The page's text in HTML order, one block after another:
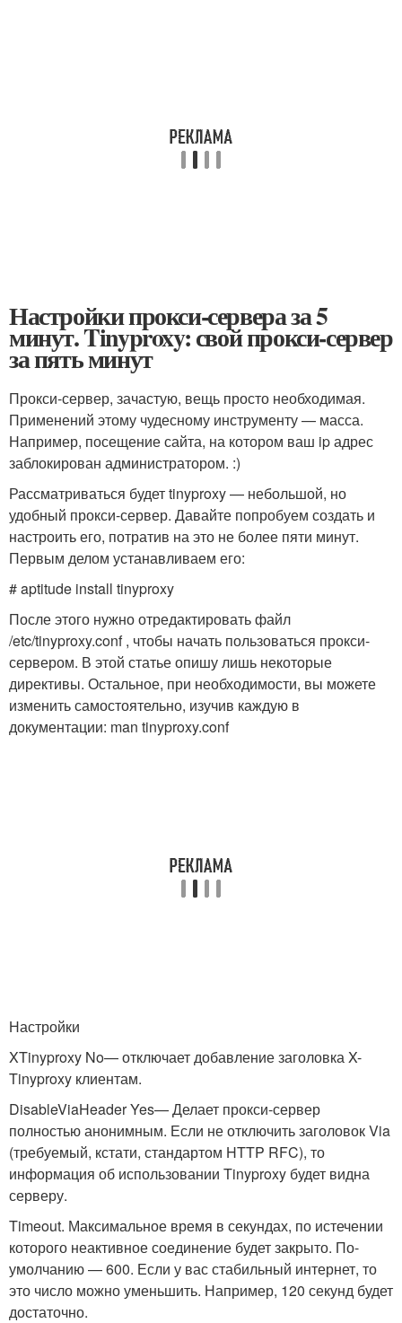
Настройки прокси-сервера за 5
минут. Tinyproxy: свой прокси-сервер
за пять минут
Прокси-сервер, зачастую, вещь просто необходимая.
Применений этому чудесному инструменту — масса.
Например, посещение сайта, на котором ваш ip адрес
заблокирован администратором. :)
Рассматриваться будет tinyproxy — небольшой, но
удобный прокси-сервер. Давайте попробуем создать и
настроить его, потратив на это не более пяти минут.
Первым делом устанавливаем его:
# aptitude install tinyproxy
После этого нужно отредактировать файл
/etc/tinyproxy.conf , чтобы начать пользоваться прокси-
сервером. В этой статье опишу лишь некоторые
директивы. Остальное, при необходимости, вы можете
изменить самостоятельно, изучив каждую в
документации: man tinyproxy.conf
Настройки
XTinyproxy No— отключает добавление заголовка X-
Tinyproxy клиентам.
DisableViaHeader Yes— Делает прокси-сервер
полностью анонимным. Если не отключить заголовок Via
(требуемый, кстати, стандартом HTTP RFC), то
информация об использовании Tinyproxy будет видна
серверу.
Timeout. Максимальное время в секундах, по истечении
которого неактивное соединение будет закрыто. По-
умолчанию — 600. Если у вас стабильный интернет, то
это число можно уменьшить. Например, 120 секунд будет
достаточно.